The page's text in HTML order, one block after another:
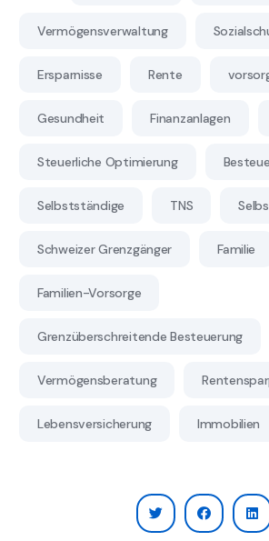
Vermögensverwaltung
Ersparnisse Rente
Gesundheit Finanzanlagen
Steuerliche Optimierung
Selbstständige TNS
Schweizer Grenzgänger Familie
Familien-Vorsorge
Grenzüberschreitende Besteuerung
Vermögensberatung
Lebensversicherung Immobilien